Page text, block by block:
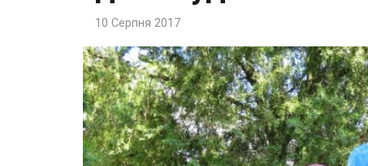
10 Серпня 2017